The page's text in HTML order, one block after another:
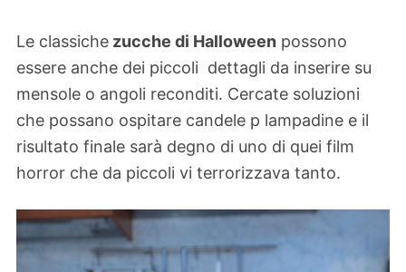
Le classiche zucche di Halloween possono
essere anche dei piccoli dettagli da inserire su
mensole o angoli reconditi. Cercate soluzioni
che possano ospitare candele p lampadine e il
risultato finale sarà degno di uno di quei film
horror che da piccoli vi terrorizzava tanto.